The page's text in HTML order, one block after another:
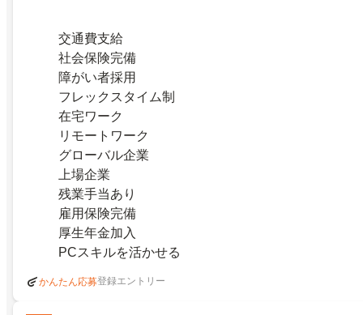
交通費支給
社会保険完備
障がい者採用
フレックスタイム制
在宅ワーク
リモートワーク
グローバル企業
上場企業
残業手当あり
雇用保険完備
厚生年金加入
PCスキルを活かせる
かんたん応募登録エントリー